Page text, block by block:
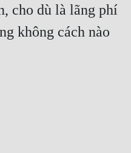
cho dù là lãng phí
không cách nào